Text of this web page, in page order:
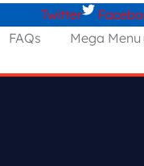
Twitter
FAQs Mega Menu